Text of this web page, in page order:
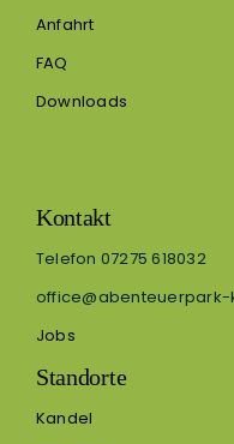
Anfahrt
FAQ
Downloads
Kontakt
Telefon 07275 618032
Jobs
Standorte
Kandel